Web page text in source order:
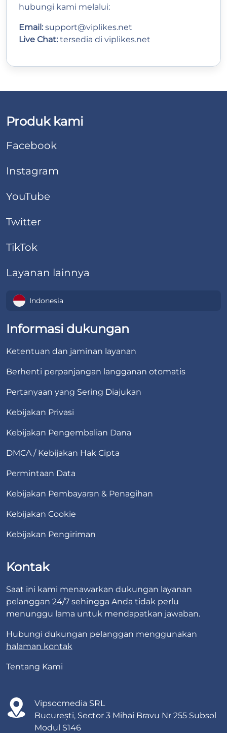
hubungi kami melalui:
Email: support@viplikes.net
Live Chat: tersedia di viplikes.net
Produk kami
Facebook
Instagram
YouTube
Twitter
TikTok
Layanan lainnya
Indonesia
Informasi dukungan
Ketentuan dan jaminan layanan
Berhenti perpanjangan langganan otomatis
Pertanyaan yang Sering Diajukan
Kebijakan Privasi
Kebijakan Pengembalian Dana
DMCA / Kebijakan Hak Cipta
Permintaan Data
Kebijakan Pembayaran & Penagihan
Kebijakan Cookie
Kebijakan Pengiriman
Kontak
Saat ini kami menawarkan dukungan layanan
pelanggan 24/7 sehingga Anda tidak perlu
menunggu lama untuk mendapatkan jawaban.
Hubungi dukungan pelanggan menggunakan
halaman kontak
Tentang Kami
Vipsocmedia SRL
București, Sector 3 Mihai Bravu Nr 255 Subsol
Modul S146